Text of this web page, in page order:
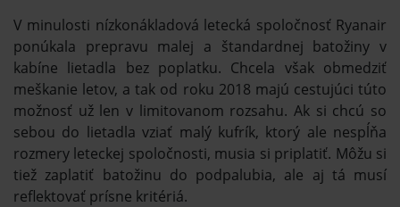
V minulosti nízkonákladová letecká spoločnosť Ryanair
ponúkala prepravu malej a štandardnej batožiny v
kabíne lietadla bez poplatku. Chcela však obmedziť
meškanie letov, a tak od roku 2018 majú cestujúci túto
možnosť už len v limitovanom rozsahu. Ak si chcú so
sebou do lietadla vziať malý kufrík, ktorý ale nespĺňa
rozmery leteckej spoločnosti, musia si priplatiť. Môžu si
tiež zaplatiť batožinu do podpalubia, ale aj tá musí
reflektovať prísne kritériá.